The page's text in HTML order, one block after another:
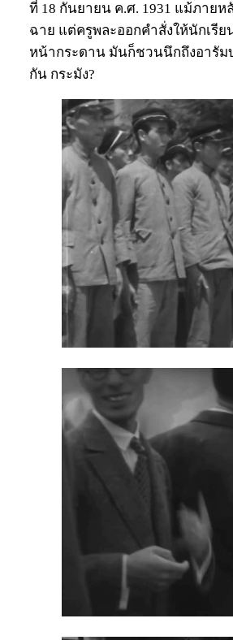
ที่ 18 กันยายน ค.ศ. 1931 แม้ภายห
ฉาย แต่ครูพละออกคำสั่งให้นักเรีย
หน้ากระดาน มันก็ชวนนึกถึงอารัม
กัน กระมัง?